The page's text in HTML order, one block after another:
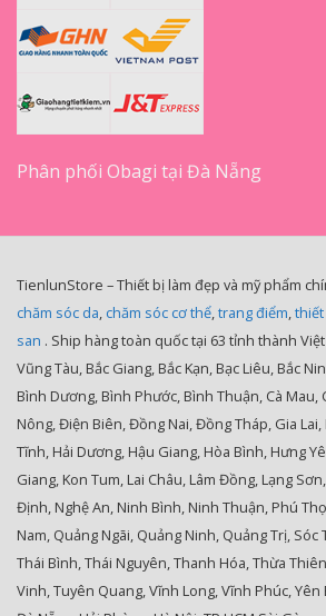
Phân phối Obagi tại Đà Nẵng
TienlunStore – Thiết bị làm đẹp và mỹ phẩm
chăm sóc da, chăm sóc cơ thể,trang điểm,
san . Ship hàng toàn quốc tại 63 tỉnh thành Việt
Vũng Tàu, Bắc Giang, Bắc Kạn, Bạc Liêu, Bắc
Bình Dương, Bình Phước, Bình Thuận, Cà Mau,
Nông, Điện Biên, Đồng Nai, Đồng Tháp, Gia Lai,
Tĩnh, Hải Dương, Hậu Giang, Hòa Bình, Hưng
Giang, Kon Tum, Lai Châu, Lâm Đồng, Lạng
Định, Nghệ An, Ninh Bình, Ninh Thuận, Phú
Nam, Quảng Ngãi, Quảng Ninh, Quảng Trị, Sóc
Thái Bình, Thái Nguyên, Thanh Hóa, Thừa
Vinh, Tuyên Quang, Vĩnh Long, Vĩnh Phúc, Yên